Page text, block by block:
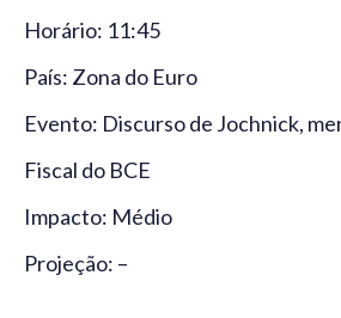
Horário: 11:45
País: Zona do Euro
Evento: Discurso de Jochnick,
Fiscal do BCE
Impacto: Médio
Projeção: –